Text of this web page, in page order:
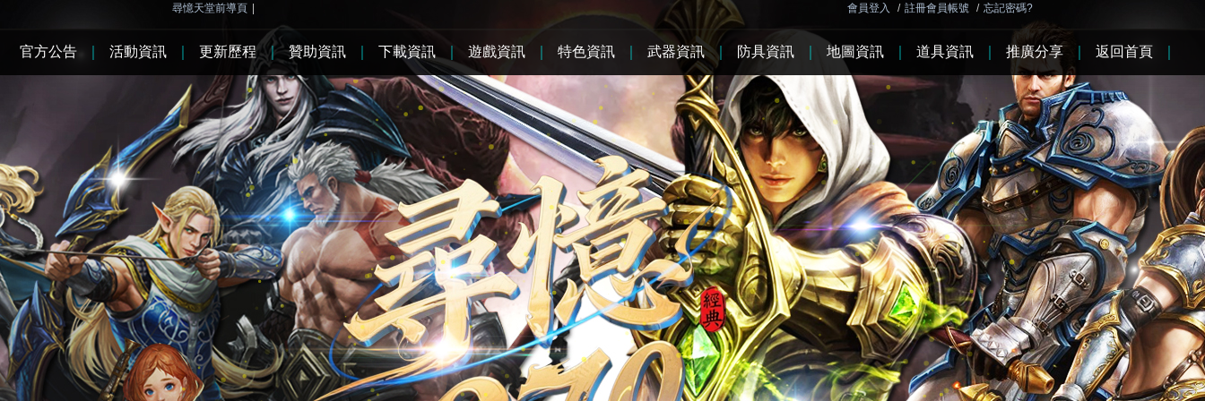
尋憶天堂前導頁 會員登入 / 註冊會員帳號 / 忘記密碼?